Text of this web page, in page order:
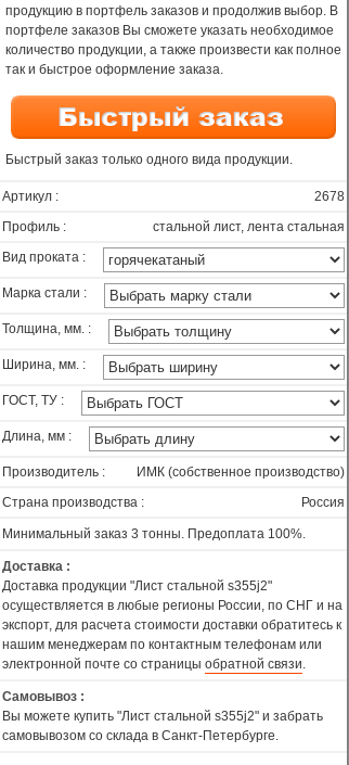
продукцию в портфель заказов и продолжив выбор. В
портфеле заказов Вы сможете указать необходимое
количество продукции, а также произвести как полное
так и быстрое оформление заказа.
Быстрый заказ только одного вида продукции.
Артикул :
2678
Профиль :
стальной лист, лента стальная
Вид проката :
Марка стали :
Толщина, мм. :
Ширина, мм. :
ГОСТ, ТУ :
Длина, мм :
Производитель :
ИМК (собственное производство)
Страна производства :
Россия
Минимальный заказ 3 тонны. Предоплата 100%.
Доставка :
Доставка продукции "Лист стальной s355j2"
осуществляется в любые регионы России, по СНГ и на
экспорт, для расчета стоимости доставки обратитесь к
нашим менеджерам по контактным телефонам или
электронной почте со страницы обратной связи.
Самовывоз :
Вы можете купить "Лист стальной s355j2" и забрать
самовывозом со склада в Санкт-Петербурге.